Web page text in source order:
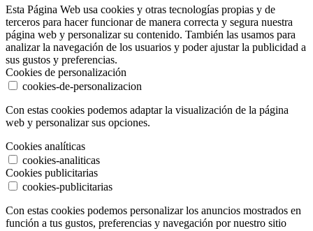
Esta Página Web usa cookies y otras tecnologías propias y de
terceros para hacer funcionar de manera correcta y segura nuestra
página web y personalizar su contenido. También las usamos para
analizar la navegación de los usuarios y poder ajustar la publicidad a
sus gustos y preferencias.
Cookies de personalización
cookies-de-personalizacion
Con estas cookies podemos adaptar la visualización de la página
web y personalizar sus opciones.
Cookies analíticas
cookies-analiticas
Cookies publicitarias
cookies-publicitarias
Con estas cookies podemos personalizar los anuncios mostrados en
función a tus gustos, preferencias y navegación por nuestro sitio